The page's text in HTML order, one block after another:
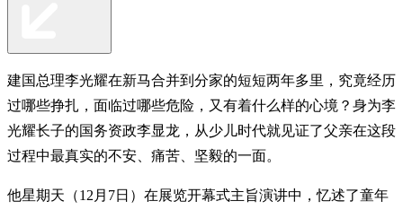
建国总理李光耀在新马合并到分家的短短两年多里，究竟经历
过哪些挣扎，面临过哪些危险，又有着什么样的心境？身为李
光耀长子的国务资政李显龙，从少儿时代就见证了父亲在这段
过程中最真实的不安、痛苦、坚毅的一面。
他星期天（12月7日）在展览开幕式主旨演讲中，忆述了童年